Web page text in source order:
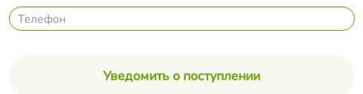
Уведомить о поступлении